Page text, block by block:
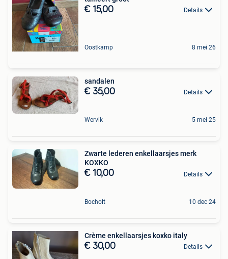
€ 15,00 Details
Oostkamp 8 mei 26
sandalen
€ 35,00 Details
Wervik 5 mei 25
Zwarte lederen enkellaarsjes merk
KOXKO
€ 10,00 Details
Bocholt 10 dec 24
Crème enkellaarsjes koxko italy
€ 30,00 Details